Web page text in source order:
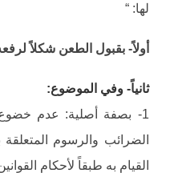
لها: “
أولاً- بقبول الطعن شكلاً
ثانياً- وفي الموضوع:
1- بصفة أصلية: عدم خضوع
الضرائب والرسوم المتعلقة
القيام به طبقاً لأحكام